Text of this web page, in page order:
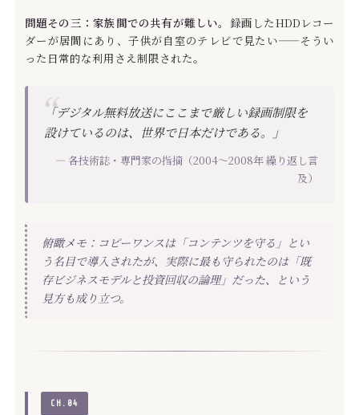
問題その三：家族間での共有が難しい。 録画したHDDレコー
ダーが居間にあり、子供が自室のテレビで見たい——そうい
った日常的な利用さえ制限された。
「デジタル無料放送にここまで厳しい録画制限を
設けているのは、世界で日本だけである。」
— 各技術誌・専門家の指摘（2004〜2008年 繰り返し言
及）
俯瞰メモ：コピーワンスは「コンテンツを守る」とい
う名目で導入されたが、実際に最も守られたのは「既
存ビジネスモデルと投資回収の論理」だった、という
見方も成り立つ。
CH.04